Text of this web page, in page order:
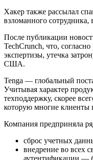
Хакер также рассылал
взломанного
После публикации
TechCrunch, что, согласно
экспертизы, утечка
США.
Tenga — глобальный
Учитывая характер
техподдержку, скорее
которую многие клиенты
Компания предприняла
сброс учетных
внедрение во всех